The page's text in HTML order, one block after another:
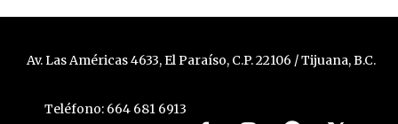
Av. Las Américas 4633, El Paraíso, C.P. 22106 / Tijuana, B.C.
Teléfono: 664 681 6913